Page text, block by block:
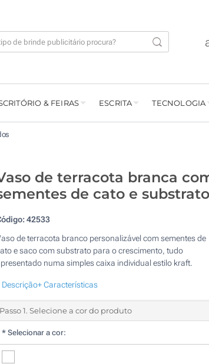
& FEIRAS ESCRITA TECNOLOGIA
de terracota branca
de cato e substrato
42533
de terracota branco personalizável com sementes de
e saco com substrato para o crescimento, tudo
numa simples caixa individual estilo kraft.
Descrição+ Características
Passo 1. Selecione a cor do produto
* Selecionar a cor: